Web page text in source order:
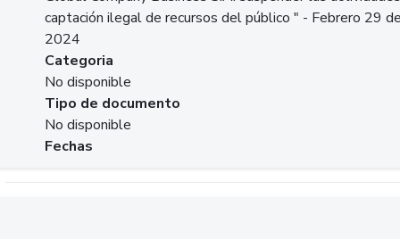
captación ilegal de recursos del público " - Febrero 29
2024
Categoria
No disponible
Tipo de documento
No disponible
Fechas